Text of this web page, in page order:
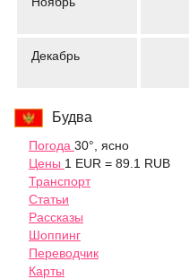
Декабрь
Будва
Погода 30°, ясно
Цены 1 EUR = 89.1 RUB
Транспорт
Статьи
Рассказы
Шоппинг
Переводчик
Карты